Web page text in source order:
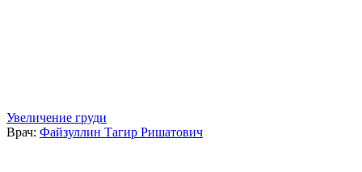
Увеличение груди
Врач: Файзуллин Тагир Ришатович